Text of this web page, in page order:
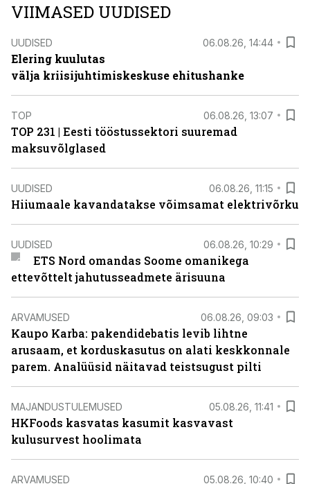
VIIMASED UUDISED
UUDISED 06.08.26, 14:44
Elering kuulutas
välja kriisijuhtimiskeskuse ehitushanke
TOP 06.08.26, 13:07
TOP 231 | Eesti tööstussektori suuremad
maksuvõlglased
UUDISED 06.08.26, 11:15
Hiiumaale kavandatakse võimsamat elektrivõrku
UUDISED 06.08.26, 10:29
ETS Nord omandas Soome omanikega
ettevõttelt jahutusseadmete ärisuuna
ARVAMUSED 06.08.26, 09:03
Kaupo Karba: pakendidebatis levib lihtne
arusaam, et korduskasutus on alati keskkonnale
parem. Analüüsid näitavad teistsugust pilti
MAJANDUSTULEMUSED 05.08.26, 11:41
HKFoods kasvatas kasumit kasvavast
kulusurvest hoolimata
ARVAMUSED 05.08.26, 10:40